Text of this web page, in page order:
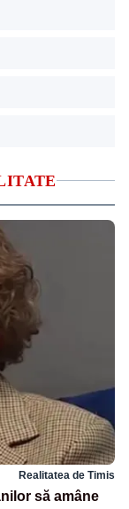
Realitatea de Timis
să amâne